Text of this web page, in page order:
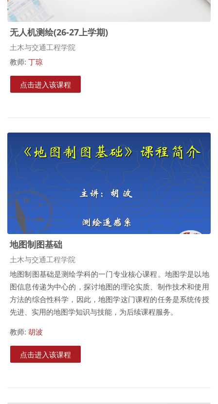
无人机测绘(26-27上学期)
课程类别
土木与交通工程学院
教师: 丁琼
点击进入该课程
地图制图基础
课程类别
土木与交通工程学院
地图制图基础是测绘学科的一门专业核心课程 。 地图学是以地
图信息传递为中心的，探讨地图的理论实质、制作技术和使用
方法的综合性科学，因此，地图学这门课程的任务是系统传授
先进、实用的地图学知识与技能，为后续课程服务。
教师: 胡波
点击进入该课程